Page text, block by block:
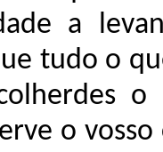
a
tudo o
o
o